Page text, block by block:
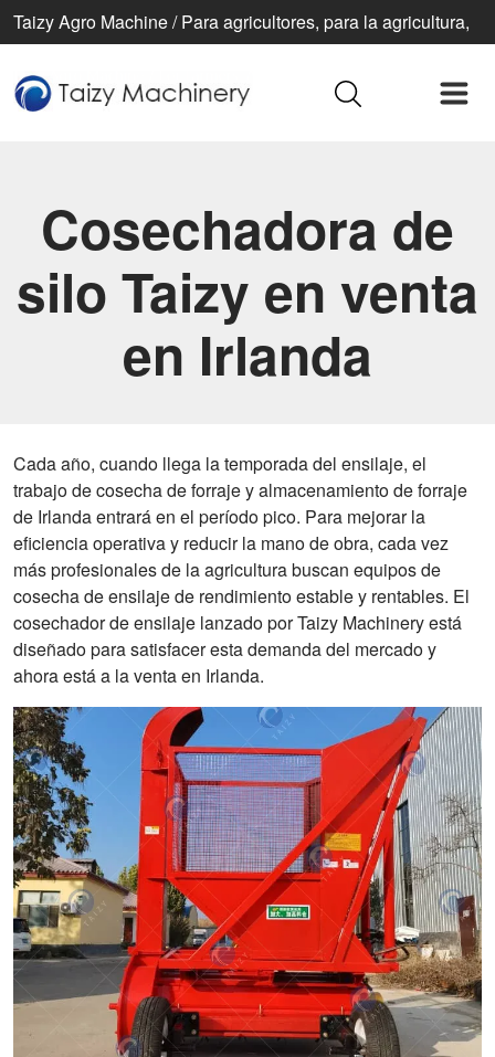
Taizy Agro Machine / Para agricultores, para la agricultura,
Cosechadora de
silo Taizy en venta
en Irlanda
Cada año, cuando llega la temporada del ensilaje, el
trabajo de cosecha de forraje y almacenamiento de forraje
de Irlanda entrará en el período pico. Para mejorar la
eficiencia operativa y reducir la mano de obra, cada vez
más profesionales de la agricultura buscan equipos de
cosecha de ensilaje de rendimiento estable y rentables. El
cosechador de ensilaje lanzado por Taizy Machinery está
diseñado para satisfacer esta demanda del mercado y
ahora está a la venta en Irlanda.